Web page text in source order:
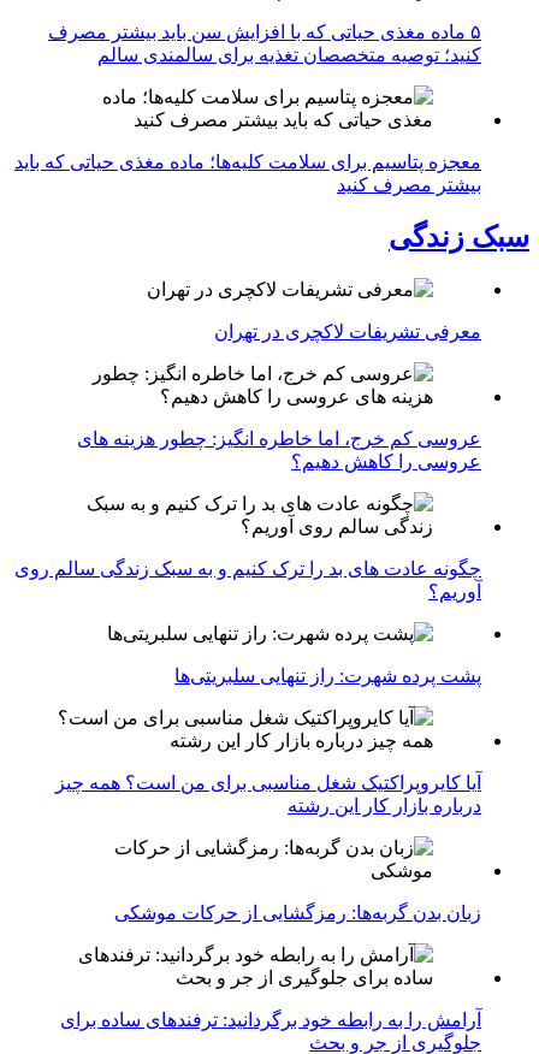
۵ ماده مغذی حیاتی که با افزایش سن باید بیشتر مصرف
کنید؛ توصیه متخصصان تغذیه برای سالمندی سالم
معجزه پتاسیم برای سلامت کلیه‌ها؛ ماده مغذی حیاتی که باید
بیشتر مصرف کنید
سبک زندگی
معرفی تشریفات لاکچری در تهران
عروسی کم خرج، اما خاطره انگیز: چطور هزینه های
عروسی را کاهش دهیم؟
چگونه عادت‌ های بد را ترک کنیم و به سبک زندگی سالم روی
آوریم؟
پشت پرده شهرت: راز تنهایی سلبریتی‌ها
آیا کایروپراکتیک شغل مناسبی برای من است؟ همه چیز
درباره بازار کار این رشته
زبان بدن گربه‌ها: رمزگشایی از حرکات موشکی
آرامش را به رابطه خود برگردانید: ترفندهای ساده برای
جلوگیری از جر و بحث